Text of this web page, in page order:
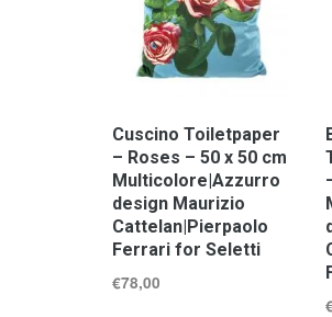
Cuscino Toiletpaper
– Roses – 50 x 50 cm
Multicolore|Azzurro
design Maurizio
Cattelan|Pierpaolo
Ferrari for Seletti
€78,00